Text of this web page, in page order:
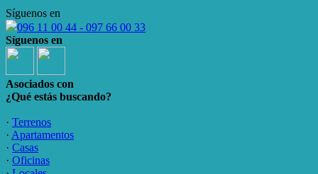
Síguenos en
096 11 00 44 - 097 66 00 33
Síguenos en
Asociados con
¿Qué estás buscando?
· Terrenos
· Apartamentos
· Casas
· Oficinas